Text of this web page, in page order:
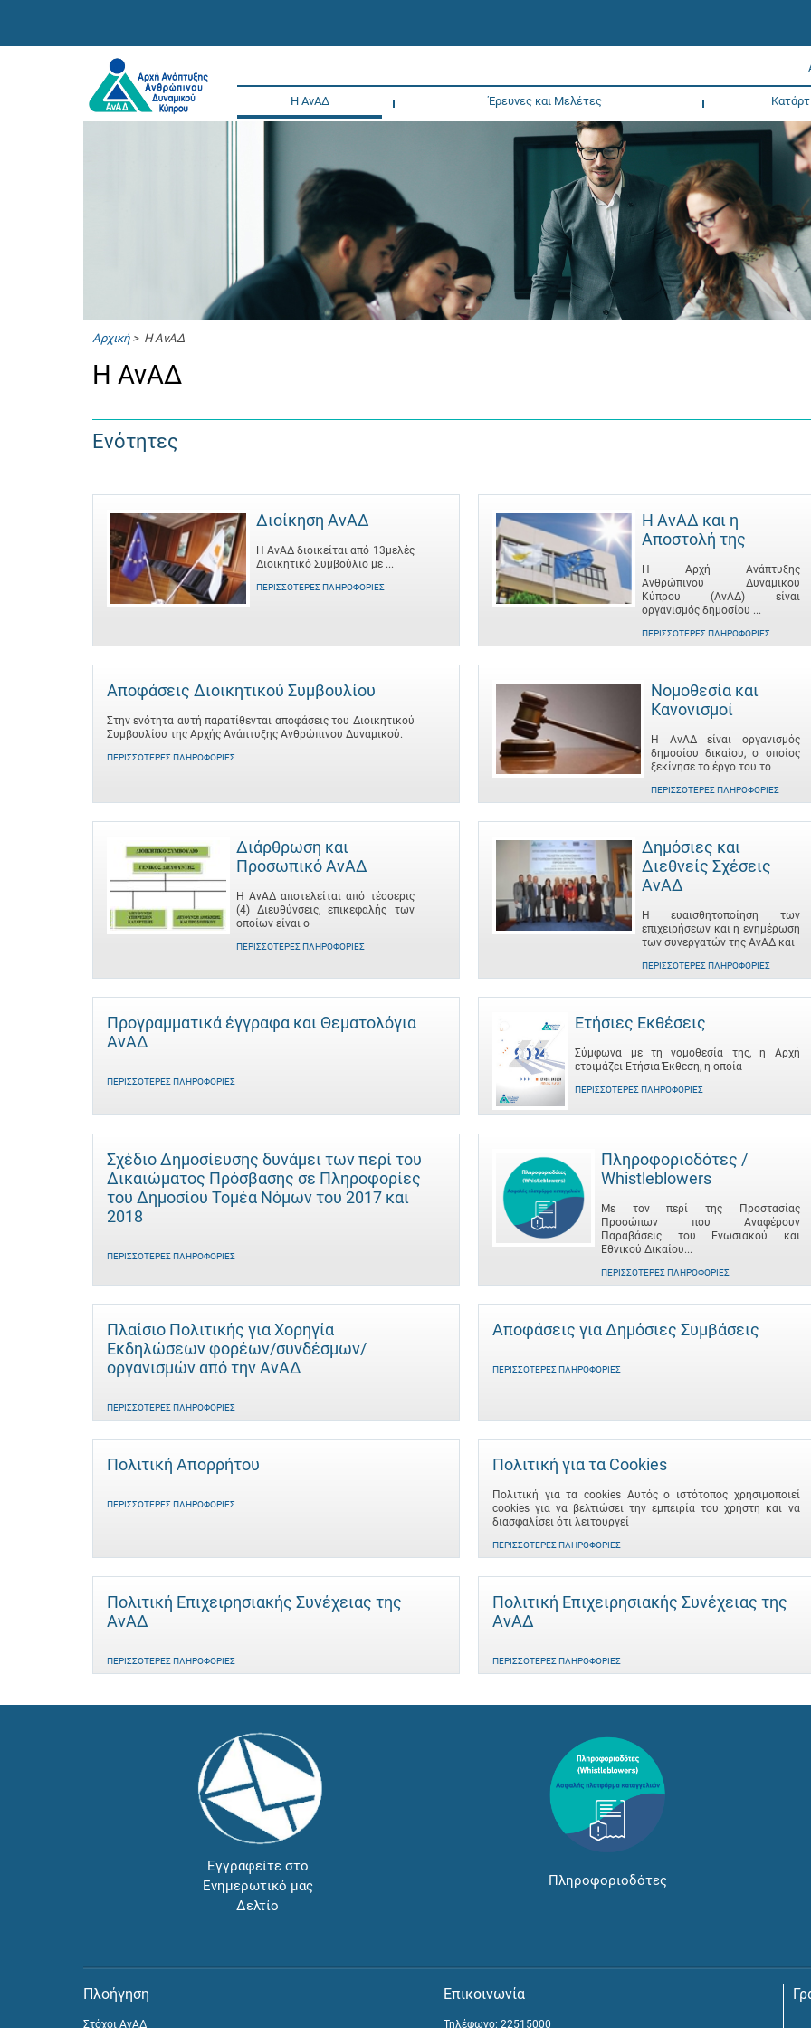
Η ΑνΑΔ Έρευνες και Μελέτες
Αρχική> Η ΑνΑΔ
Η ΑνΑΔ
Ενότητες
Διοίκηση ΑνΑΔ
Η ΑνΑΔ διοικείται από 13μελές
Διοικητικό Συμβούλιο με ...
ΠΕΡΙΣΣΌΤΕΡΕΣ ΠΛΗΡΟΦΟΡΊΕΣ
Η ΑνΑΔ και η
Αποστολή της
Η Αρχή Ανάπτυξης
Ανθρώπινου Δυναμικού
Κύπρου (ΑνΑΔ) είναι
οργανισμός δημοσίου ...
ΠΕΡΙΣΣΌΤΕΡΕΣ ΠΛΗΡΟΦΟΡΊΕΣ
Αποφάσεις Διοικητικού Συμβουλίου
Στην ενότητα αυτή παρατίθενται αποφάσεις του Διοικητικού
Συμβουλίου της Αρχής Ανάπτυξης Ανθρώπινου Δυναμικού.
ΠΕΡΙΣΣΌΤΕΡΕΣ ΠΛΗΡΟΦΟΡΊΕΣ
Νομοθεσία και
Κανονισμοί
Η ΑνΑΔ είναι οργανισμός
δημοσίου δικαίου, ο οποίος
ξεκίνησε το έργο του το
ΠΕΡΙΣΣΌΤΕΡΕΣ ΠΛΗΡΟΦΟΡΊΕΣ
Διάρθρωση και
Προσωπικό ΑνΑΔ
Η ΑνΑΔ αποτελείται από τέσσερις
(4) Διευθύνσεις, επικεφαλής των
οποίων είναι ο
ΠΕΡΙΣΣΌΤΕΡΕΣ ΠΛΗΡΟΦΟΡΊΕΣ
Δημόσιες και
Διεθνείς Σχέσεις
ΑνΑΔ
Η ευαισθητοποίηση των
επιχειρήσεων και η ενημέρωση
των συνεργατών της ΑνΑΔ και
ΠΕΡΙΣΣΌΤΕΡΕΣ ΠΛΗΡΟΦΟΡΊΕΣ
Προγραμματικά έγγραφα και Θεματολόγια
ΑνΑΔ
ΠΕΡΙΣΣΌΤΕΡΕΣ ΠΛΗΡΟΦΟΡΊΕΣ
Ετήσιες Εκθέσεις
Σύμφωνα με τη νομοθεσία της, η Αρχή
ετοιμάζει Ετήσια Έκθεση, η οποία
ΠΕΡΙΣΣΌΤΕΡΕΣ ΠΛΗΡΟΦΟΡΊΕΣ
Σχέδιο Δημοσίευσης δυνάμει των περί του
Δικαιώματος Πρόσβασης σε Πληροφορίες
του Δημοσίου Τομέα Νόμων του 2017 και
2018
ΠΕΡΙΣΣΌΤΕΡΕΣ ΠΛΗΡΟΦΟΡΊΕΣ
Πληροφοριοδότες /
Whistleblowers
Με τον περί της Προστασίας
Προσώπων που Αναφέρουν
Παραβάσεις του Ενωσιακού και
Εθνικού Δικαίου...
ΠΕΡΙΣΣΌΤΕΡΕΣ ΠΛΗΡΟΦΟΡΊΕΣ
Πλαίσιο Πολιτικής για Χορηγία
Εκδηλώσεων φορέων/συνδέσμων/
οργανισμών από την ΑνΑΔ
ΠΕΡΙΣΣΌΤΕΡΕΣ ΠΛΗΡΟΦΟΡΊΕΣ
Αποφάσεις για Δημόσιες Συμβάσεις
ΠΕΡΙΣΣΌΤΕΡΕΣ ΠΛΗΡΟΦΟΡΊΕΣ
Πολιτική Απορρήτου
ΠΕΡΙΣΣΌΤΕΡΕΣ ΠΛΗΡΟΦΟΡΊΕΣ
Πολιτική για τα Cookies
Πολιτική για τα cookies Αυτός ο ιστότοπος χρησιμοποιεί
cookies για να βελτιώσει την εμπειρία του χρήστη και να
διασφαλίσει ότι λειτουργεί
ΠΕΡΙΣΣΌΤΕΡΕΣ ΠΛΗΡΟΦΟΡΊΕΣ
Πολιτική Επιχειρησιακής Συνέχειας της
ΑνΑΔ
ΠΕΡΙΣΣΌΤΕΡΕΣ ΠΛΗΡΟΦΟΡΊΕΣ
Πολιτική Επιχειρησιακής Συνέχειας της
ΑνΑΔ
ΠΕΡΙΣΣΌΤΕΡΕΣ ΠΛΗΡΟΦΟΡΊΕΣ
Εγγραφείτε στο
Ενημερωτικό μας
Δελτίο
Πληροφοριοδότες
Πλοήγηση
Στόχοι ΑνΑΔ
Επικοινωνία
Τηλέφωνο: 22515000